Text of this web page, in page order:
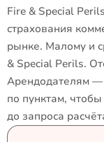
Fire & Special
страхования
рынке. Малому и
& Special Perils.
Арендодателям
по пунктам,
до запроса